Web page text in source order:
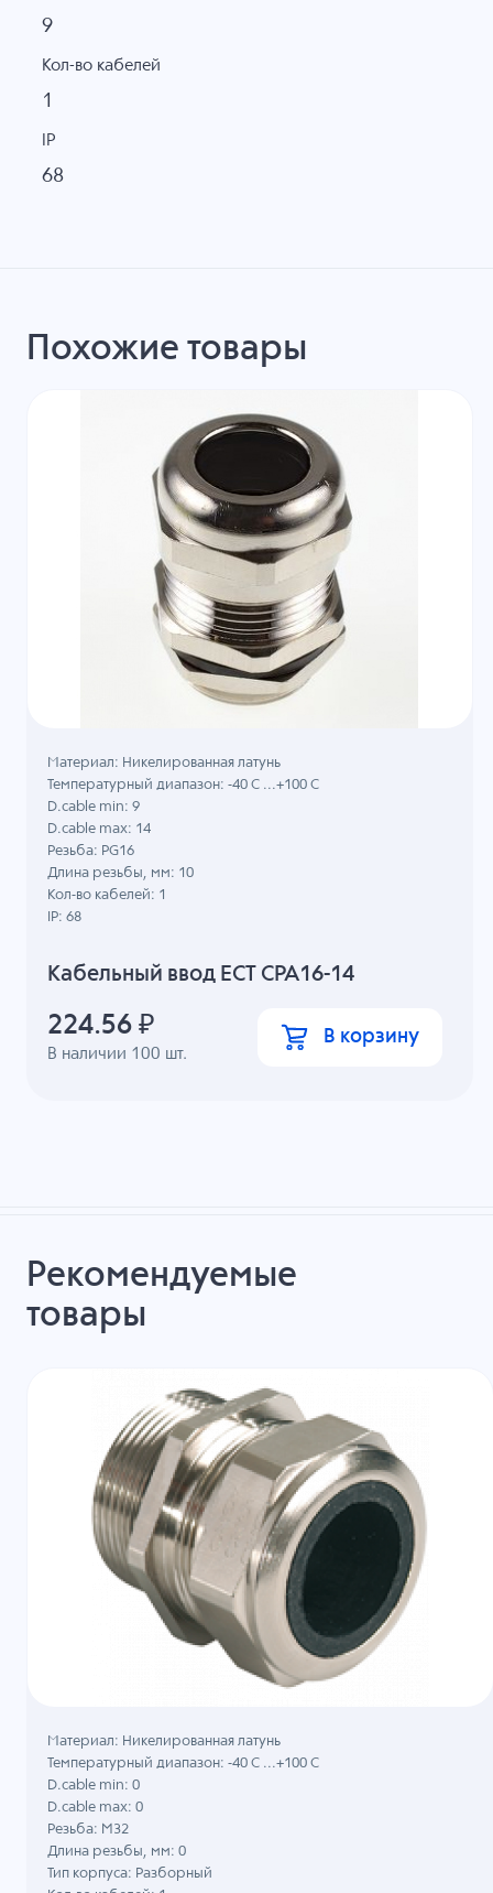
9
Кол-во кабелей
1
IP
68
Похожие товары
Кабельный ввод ECT CPA16-14
В наличии 100 шт.
Материал: Никелированная латунь
Температурный диапазон: -40 C ...+100 C
D.cable min: 9
D.cable max: 14
Резьба: PG16
Длина резьбы, мм: 10
Кол-во кабелей: 1
IP: 68
224.56 ₽ В корзину
Рекомендуемые
товары
Материал: Никелированная латунь
Температурный диапазон: -40 C ...+100 C
D.cable min: 0
D.cable max: 0
Резьба: M32
Длина резьбы, мм: 0
Тип корпуса: Разборный